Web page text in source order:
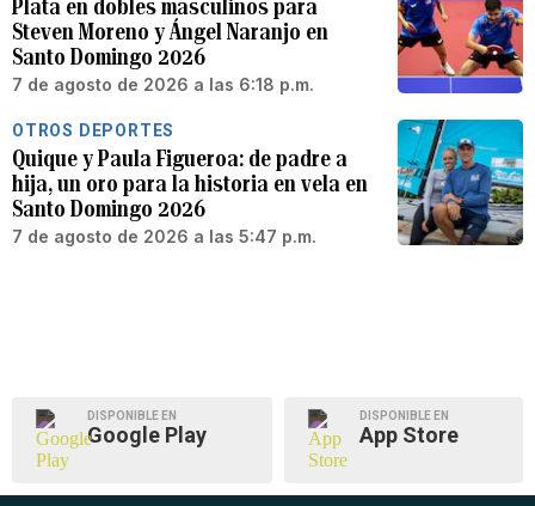
Plata en dobles masculinos para
Steven Moreno y Ángel Naranjo en
Santo Domingo 2026
7 de agosto de 2026 a las 6:18 p.m.
OTROS DEPORTES
Quique y Paula Figueroa: de padre a
hija, un oro para la historia en vela en
Santo Domingo 2026
7 de agosto de 2026 a las 5:47 p.m.
DISPONIBLE EN
Google Play
DISPONIBLE EN
App Store